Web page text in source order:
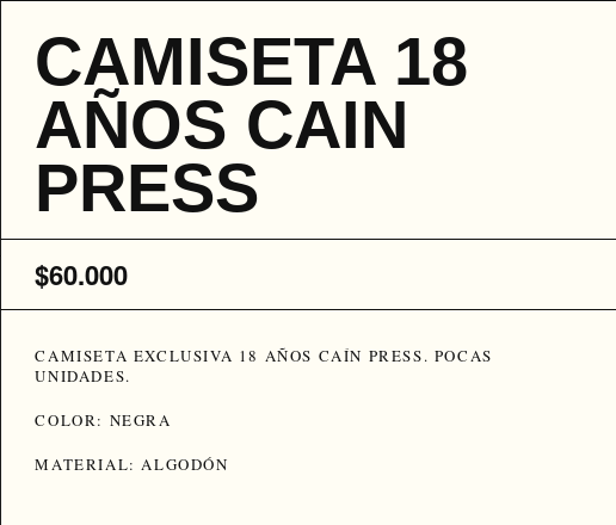
CAMISETA 18
AÑOS CAIN
PRESS
$60.000
CAMISETA EXCLUSIVA 18 AÑOS CAÍN PRESS. POCAS
UNIDADES.
COLOR: NEGRA
MATERIAL: ALGODÓN